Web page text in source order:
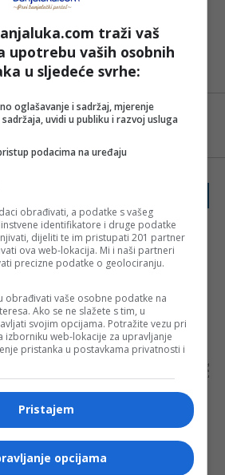
i putem aplikacije za
Kopirati
Prikaži komentare
a ne nužno i stavove internet portala Banjaluka.com. Molimo korisnike da se suzdrže od
zadržava pravo da obriše komentar bez najave i objašnjenja. Zbog velikog broja
koji krše pravila. Kao čitalac takođe prihvatate mogućnost da među komentarima mogu
vjerskim, moralnim i drugim načelima i uvjerenjima.
traži vaš
upotrebu vaših osobnih
u sljedeće svrhe:
oglašavanje i sadržaj, mjerenje
uvidi u publiku i razvoj usluga
podacima na uređaju
obrađivati, a podatke s vašeg
identifikatore i druge podatke
dijeliti te im pristupati 201 partner
ova web-lokacija. Mi i naši partneri
precizne podatke o geolociranju.
obrađivati vaše osobne podatke na
Ako se ne slažete s tim, u
svojim opcijama. Potražite vezu pri
izborniku web-lokacije za upravljanje
pristanka u postavkama privatnosti i
Pristajem
opcijama